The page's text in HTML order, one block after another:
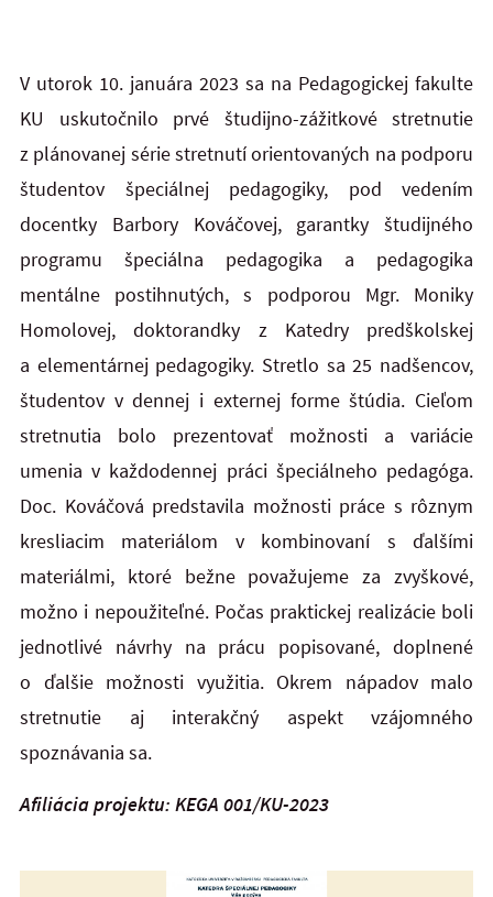
V utorok 10. januára 2023 sa na Pedagogickej fakulte
KU uskutočnilo prvé študijno-zážitkové stretnutie
z plánovanej série stretnutí orientovaných na podporu
študentov špeciálnej pedagogiky, pod vedením
docentky Barbory Kováčovej, garantky študijného
programu špeciálna pedagogika a pedagogika
mentálne postihnutých, s podporou Mgr. Moniky
Homolovej, doktorandky z Katedry predškolskej
a elementárnej pedagogiky. Stretlo sa 25 nadšencov,
študentov v dennej i externej forme štúdia. Cieľom
stretnutia bolo prezentovať možnosti a variácie
umenia v každodennej práci špeciálneho pedagóga.
Doc. Kováčová predstavila možnosti práce s rôznym
kresliacim materiálom v kombinovaní s ďalšími
materiálmi, ktoré bežne považujeme za zvyškové,
možno i nepoužiteľné. Počas praktickej realizácie boli
jednotlivé návrhy na prácu popisované, doplnené
o ďalšie možnosti využitia. Okrem nápadov malo
stretnutie aj interakčný aspekt vzájomného
spoznávania sa.
Afiliácia projektu: KEGA 001/KU-2023